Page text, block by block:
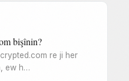
bişînin?
re ji her
ew h…